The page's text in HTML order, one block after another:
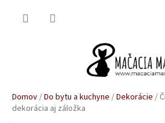
Domov/Do bytu a kuchyne /Dekorácie /
dekorácia aj záložka